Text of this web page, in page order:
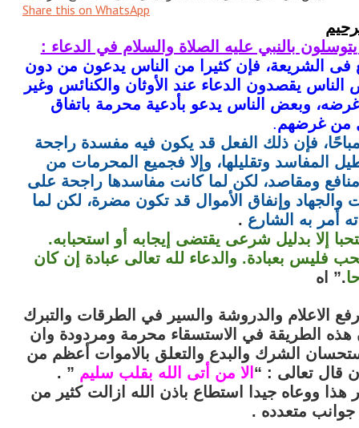
Share this on WhatsApp
بالنبي عليه الصلاة والسلام في الدعاء :
الشريعة، فإن كثيرا من الناس يدعون من دون
يقصدون الدعاء عند الأوثان والكنائس وغير
وبعض الناس يدعو بأدعية محرمة باتفاق
من غرضهم‏.‏
فإن ذلك الفعل قد يكون فيه مفسدة راجحة
المفاسد وتقليلها، وإلا فجميع المحرمات من
ومقاصد، لكن لما كانت مفاسدها راجحة على
والجهاد وإنفاق الأموال قد تكون مضرة، لكن لما
أمر به الشارع ‏.‏
إلا بدليل شرعى يقتضى إيجابه أو استحبابه‏.‏
فليس بعبادة‏.‏ والدعاء لله تعالى عبادة إن كان
.” اه
الاعلام والدروشة والسير في الطرقات والتبرك
هذه الطريقة في الاستسقاء محرمة ومردودة وان
الشرك والبدع والتعلق بالاموات أعظم من
قال تعالى : “ الا من أتى الله بقلب سليم ” .
ووعاه جيدا استطاع باذن الله ازالت كثير من
جوانب متعدده .